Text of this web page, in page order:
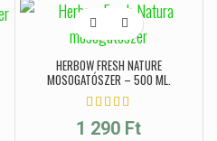
HERBOW FRESH NATURE
MOSOGATÓSZER – 500 ML,
ILLATMENTES
1 290 Ft